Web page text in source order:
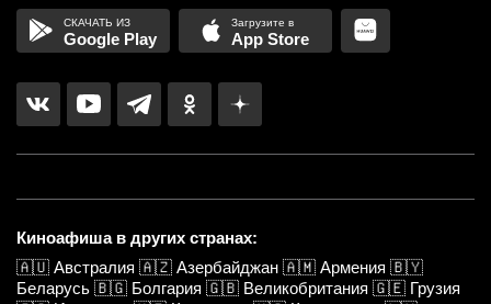
Google Play App Store
Киноафиша в других странах:
🇦🇺 Австралия 🇦🇿 Азербайджан 🇦🇲 Армения 🇧🇾
Беларусь 🇧🇬 Болгария 🇬🇧 Великобритания 🇬🇪 Грузия